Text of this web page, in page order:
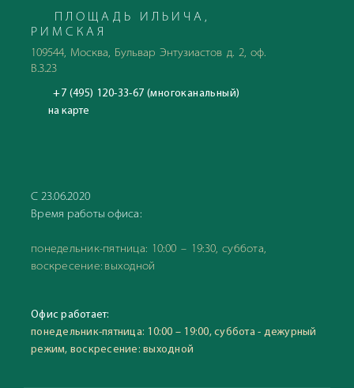
ПЛОЩАДЬ ИЛЬИЧА,
РИМСКАЯ
109544, Москва, Бульвар Энтузиастов д. 2, оф.
В.3.23
+7 (495) 120-33-67 (многоканальный)
на карте
С 23.06.2020
Время работы офиса:
понедельник-пятница: 10:00 – 19:30, суббота,
воскресение: выходной
Офис работает:
понедельник-пятница: 10:00 – 19:00, суббота - дежурный
режим, воскресение: выходной